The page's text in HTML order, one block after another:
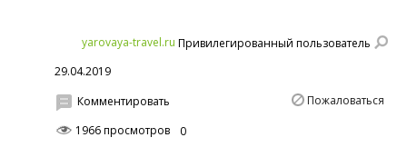
yarovaya-travel.ru Привилегированный пользователь
29.04.2019
Пожаловаться
Комментировать
1966 просмотров
0